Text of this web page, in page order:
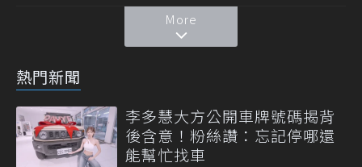
More
熱門新聞
李多慧大方公開車牌號碼揭背
後含意！粉絲讚：忘記停哪還
能幫忙找車